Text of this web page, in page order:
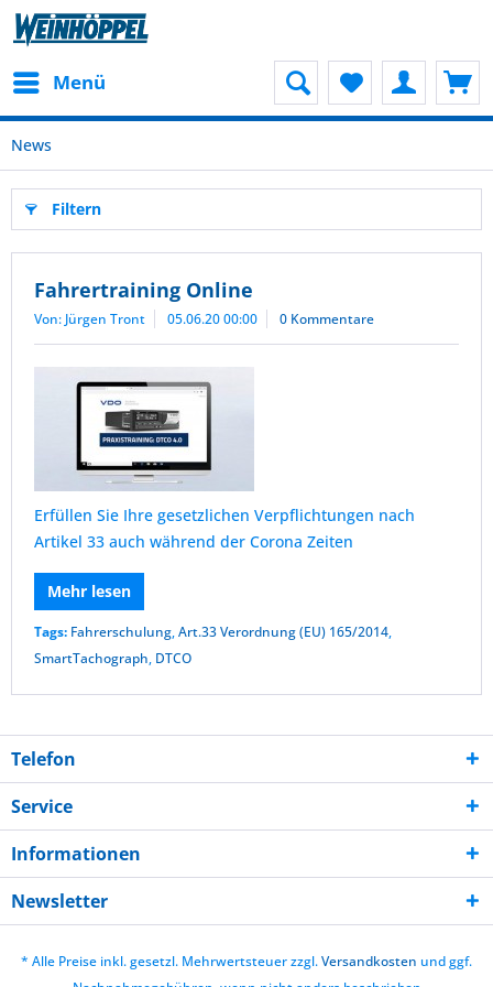
Menü
News
Filtern
Fahrertraining Online
Von: Jürgen Tront 05.06.20 00:00 0 Kommentare
Erfüllen Sie Ihre gesetzlichen Verpflichtungen nach
Artikel 33 auch während der Corona Zeiten
Mehr lesen
Tags: Fahrerschulung,Art.33 Verordnung (EU) 165/2014,
SmartTachograph, DTCO
Telefon
Service
Informationen
Newsletter
* Alle Preise inkl. gesetzl. Mehrwertsteuer zzgl.Versandkosten und ggf.